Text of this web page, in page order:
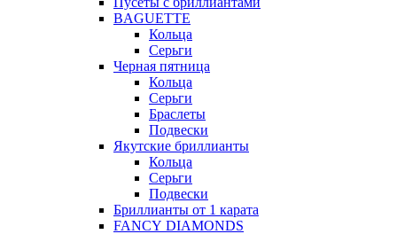
BAGUETTE
Кольца
Серьги
Черная пятница
Кольца
Серьги
Браслеты
Подвески
Якутские бриллианты
Кольца
Серьги
Подвески
Бриллианты от 1 карата
FANCY DIAMONDS